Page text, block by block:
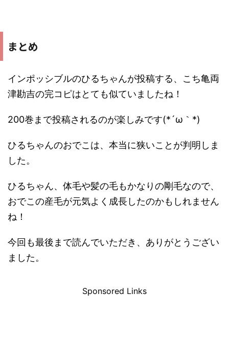
まとめ
インポッシブルのひるちゃんが投稿する、こち亀両
津勘吉の完コピはとても似ていましたね！
200巻まで投稿されるのが楽しみです(*´ω｀*)
ひるちゃんのおでこは、本当に狭いことが判明しま
した。
ひるちゃん、体毛や髪の毛もかなりの剛毛なので、
おでこの産毛が元気よく成長したのかもしれません
ね！
今回も最後まで読んでいただき、ありがとうござい
ました。
Sponsored Links